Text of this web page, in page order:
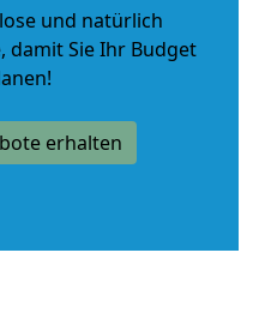
und natürlich
, damit Sie Ihr Budget
erhalten